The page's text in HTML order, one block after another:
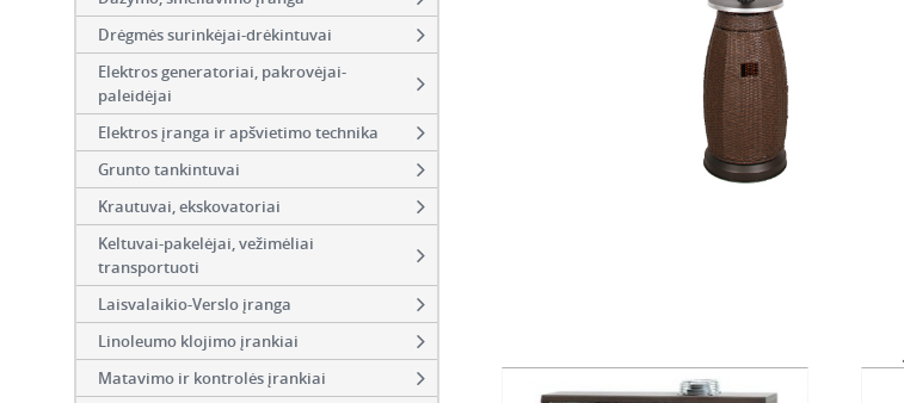
Drėgmės surinkėjai-drėkintuvai
Elektros generatoriai, pakrovėjai-
paleidėjai
Elektros įranga ir apšvietimo technika
Grunto tankintuvai
Krautuvai, ekskovatoriai
Keltuvai-pakelėjai, vežimėliai
transportuoti
Laisvalaikio-Verslo įranga
Linoleumo klojimo įrankiai
Matavimo ir kontrolės įrankiai